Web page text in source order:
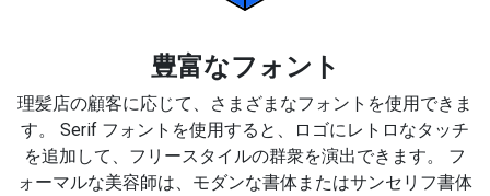
豊富なフォント
理髪店の顧客に応じて、さまざまなフォントを使用できま
す。 Serif フォントを使用すると、ロゴにレトロなタッチ
を追加して、フリースタイルの群衆を演出できます。 フ
ォーマルな美容師は、モダンな書体またはサンセリフ書体